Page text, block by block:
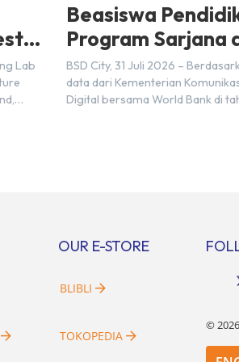
Lab
Beasiswa
Program Sarjana
Monash
BSD City
BSD City, 31 Juli 2026 –
data dari Kementerian
Digital bersama World Bank di
sumber daya […]
OUR E-STORE
BLIBLI
TOKOPEDIA
©2026